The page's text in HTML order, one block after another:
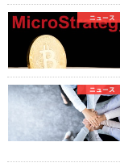
ニュース
ニュース